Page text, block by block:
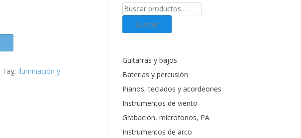
Tag: Iluminación y
Buscar
productos:
Buscar
Guitarras y bajos
Baterias y percusión
Pianos, teclados y acordeones
Instrumentos de viento
Grabación, microfonos, PA
Instrumentos de arco